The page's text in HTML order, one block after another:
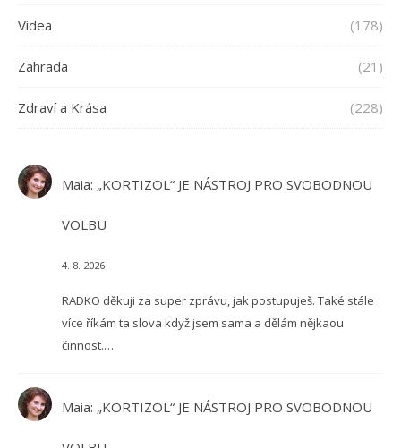
Videa (178)
Zahrada (21)
Zdraví a Krása (228)
Maia: „KORTIZOL“ JE NÁSTROJ PRO SVOBODNOU
VOLBU
4. 8. 2026
RADKO děkuji za super zprávu, jak postupuješ. Také stále
více říkám ta slova když jsem sama a dělám nějkaou
činnost.…
Maia: „KORTIZOL“ JE NÁSTROJ PRO SVOBODNOU